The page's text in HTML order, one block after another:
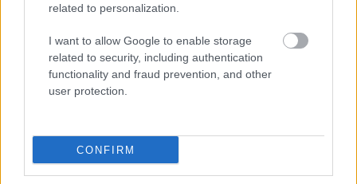
related to personalization.
I want to allow Google to enable storage
related to security, including authentication
functionality and fraud prevention, and other
user protection.
CONFIRM
belvárosa
Országos hírek